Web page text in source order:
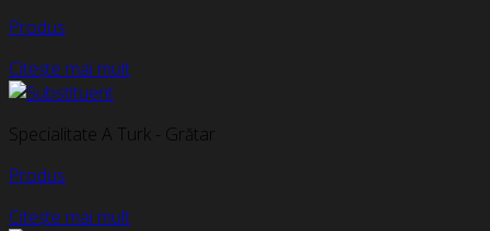
Produs
Citește mai mult
Specialitate A Turk - Grătar
Produs
Citește mai mult